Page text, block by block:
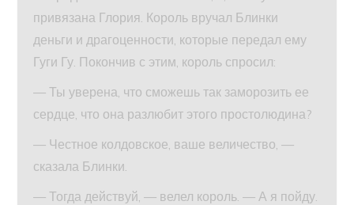
привязана Глория. Король вручал Блинки
деньги и драгоценности, которые передал ему
Гуги Гу. Покончив с этим, король спросил:
— Ты уверена, что сможешь так заморозить ее
сердце, что она разлюбит этого простолюдина?
— Честное колдовское, ваше величество, —
сказала Блинки.
— Тогда действуй, — велел король. — А я пойду.